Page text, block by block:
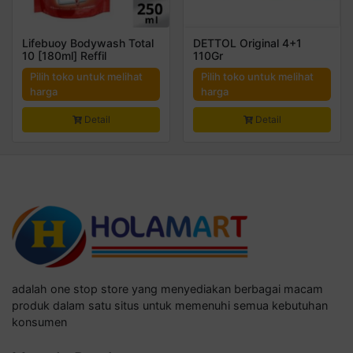
Lifebuoy Bodywash Total
10 [180ml] Reffil
Pilih toko untuk melihat
harga
Detail
DETTOL Original 4+1
110Gr
Pilih toko untuk melihat
harga
Detail
adalah one stop store yang menyediakan berbagai macam
produk dalam satu situs untuk memenuhi semua kebutuhan
konsumen